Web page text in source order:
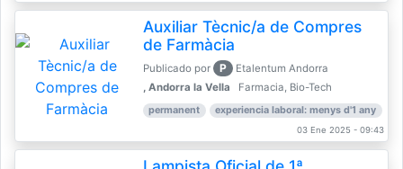
Auxiliar Tècnic/a de Compres
de Farmàcia
Publicado por P
Etalentum Andorra
, Andorra la Vella
Farmacia, Bio-Tech
permanent experiencia laboral: menys d'1 any
03 Ene 2025 - 09:43